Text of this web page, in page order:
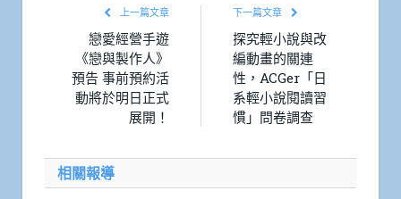
上一篇文章
戀愛經營手遊
《戀與製作人》
預告 事前預約活
動將於明日正式
展開！
下一篇文章
探究輕小說與改
編動畫的關連
性，ACGer「日
系輕小說閱讀習
慣」問卷調查
相關報導